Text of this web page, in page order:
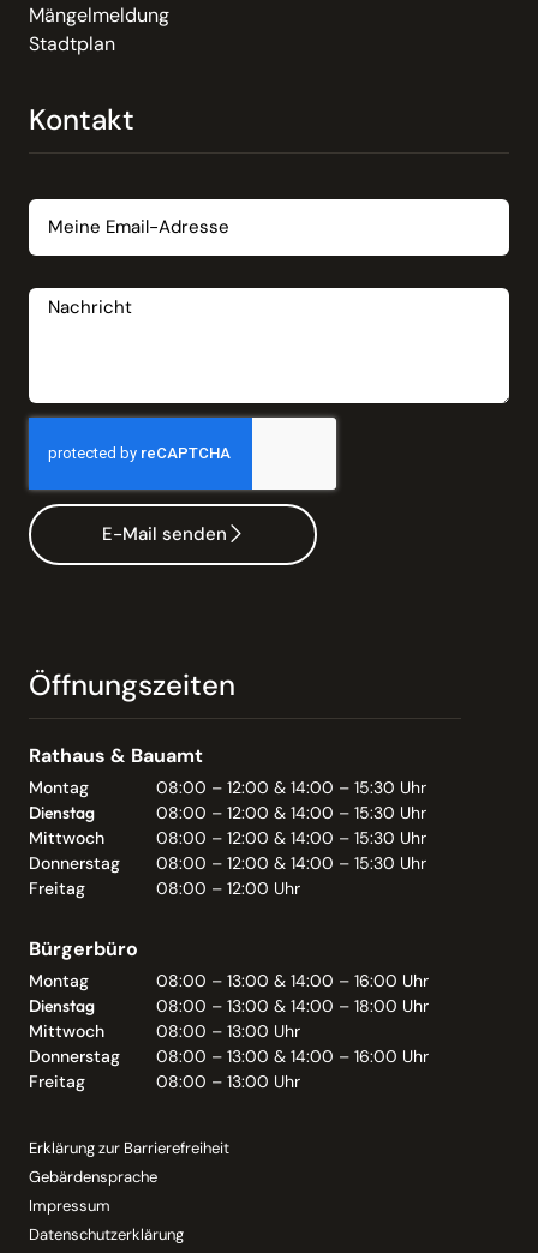
Mängelmeldung
Stadtplan
Kontakt
E-Mail senden
Öffnungszeiten
Rathaus & Bauamt
Montag
08:00 – 12:00 & 14:00 – 15:30 Uhr
Dienstag
08:00 – 12:00 & 14:00 – 15:30 Uhr
Mittwoch
08:00 – 12:00 & 14:00 – 15:30 Uhr
Donnerstag
08:00 – 12:00 & 14:00 – 15:30 Uhr
Freitag
08:00 – 12:00 Uhr
Bürgerbüro
Montag
08:00 – 13:00 & 14:00 – 16:00 Uhr
Dienstag
08:00 – 13:00 & 14:00 – 18:00 Uhr
Mittwoch
08:00 – 13:00 Uhr
Donnerstag
08:00 – 13:00 & 14:00 – 16:00 Uhr
Freitag
08:00 – 13:00 Uhr
Erklärung zur Barrierefreiheit
Gebärdensprache
Impressum
Datenschutzerklärung